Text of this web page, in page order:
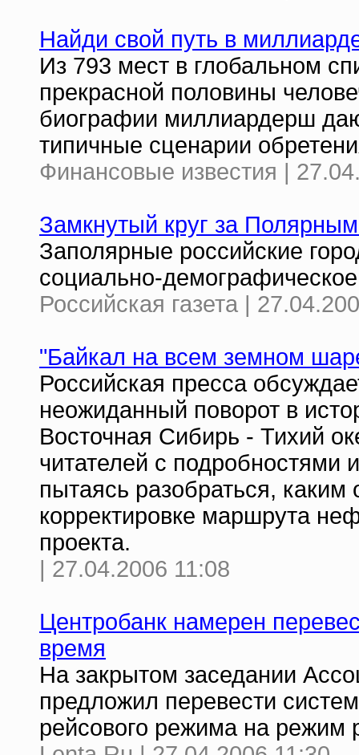
Найди свой путь в
Из 793 мест в глобальном
прекрасной половины
биографии миллиардерш
типичные сценарии
Финансовые известия |
Замкнутый круг за
Заполярные российские
социально-
Российская газета |
"Байкал на всем земном
Российская пресса
неожиданный поворот в
Восточная Сибирь - Тихий
читателей с подробностями
пытаясь разобраться,
корректировке маршрута
проекта.
| 27.04.2006 11:08
Центробанк намерен
время
На закрытом заседании
предложил перевести
рейсового режима на режим